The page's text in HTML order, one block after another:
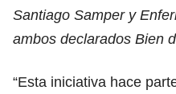
Santiago Samper y
ambos declarados Bien
“Esta iniciativa hace